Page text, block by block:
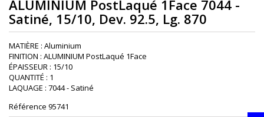
ALUMINIUM PostLaqué 1Face 7044 -
Satiné, 15/10, Dev. 92.5, Lg. 870
MATIÈRE : Aluminium
FINITION : ALUMINIUM PostLaqué 1Face
ÉPAISSEUR : 15/10
QUANTITÉ : 1
LAQUAGE : 7044 - Satiné
Référence 95741